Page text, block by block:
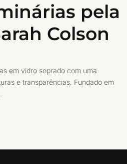
pela
Colson
em vidro soprado com uma
e transparências. Fundado em